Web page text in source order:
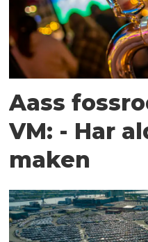
Aass
VM: - Har
maken